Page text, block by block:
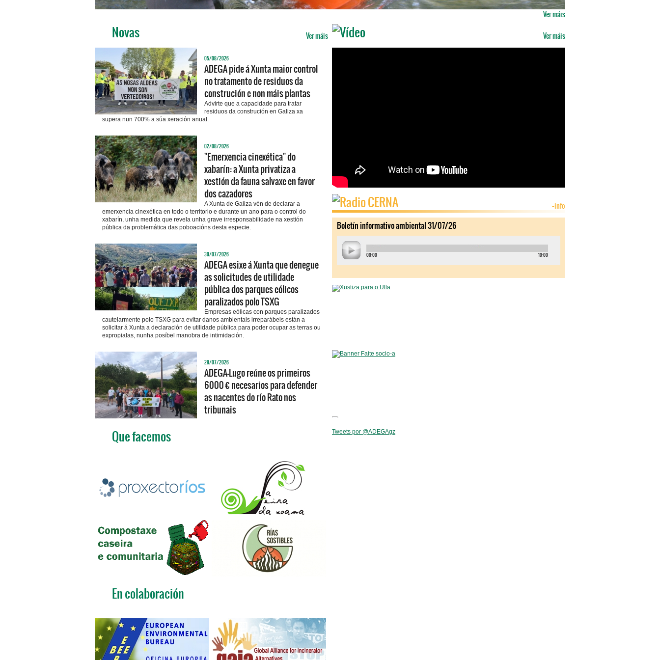
20/05/2026 - 21/08/2026
Ver máis
Novas Ver máis
05/08/2026
ADEGA pide á Xunta maior control
no tratamento de residuos da
construción e non máis plantas
Advirte que a capacidade para tratar
residuos da construción en Galiza xa
supera nun 700% a súa xeración anual.
02/08/2026
"Emerxencia cinexética" do
xabarín: a Xunta privatiza a
xestión da fauna salvaxe en favor
dos cazadores
A Xunta de Galiza vén de declarar a
emerxencia cinexética en todo o territorio e durante un ano para o control do
xabarín, unha medida que revela unha grave irresponsabilidade na xestión
pública da problemática das poboacións desta especie.
30/07/2026
ADEGA esixe á Xunta que denegue
as solicitudes de utilidade
pública dos parques eólicos
paralizados polo TSXG
Empresas eólicas con parques paralizados
cautelarmente polo TSXG para evitar danos ambientais irreparábeis están a
solicitar á Xunta a declaración de utilidade pública para poder ocupar as terras ou
expropialas, nunha posíbel manobra de intimidación.
28/07/2026
ADEGA-Lugo reúne os primeiros
6000 € necesarios para defender
as nacentes do río Rato nos
tribunais
Ver máis
+info
Que facemos
En colaboración
Tweets por @ADEGAgz